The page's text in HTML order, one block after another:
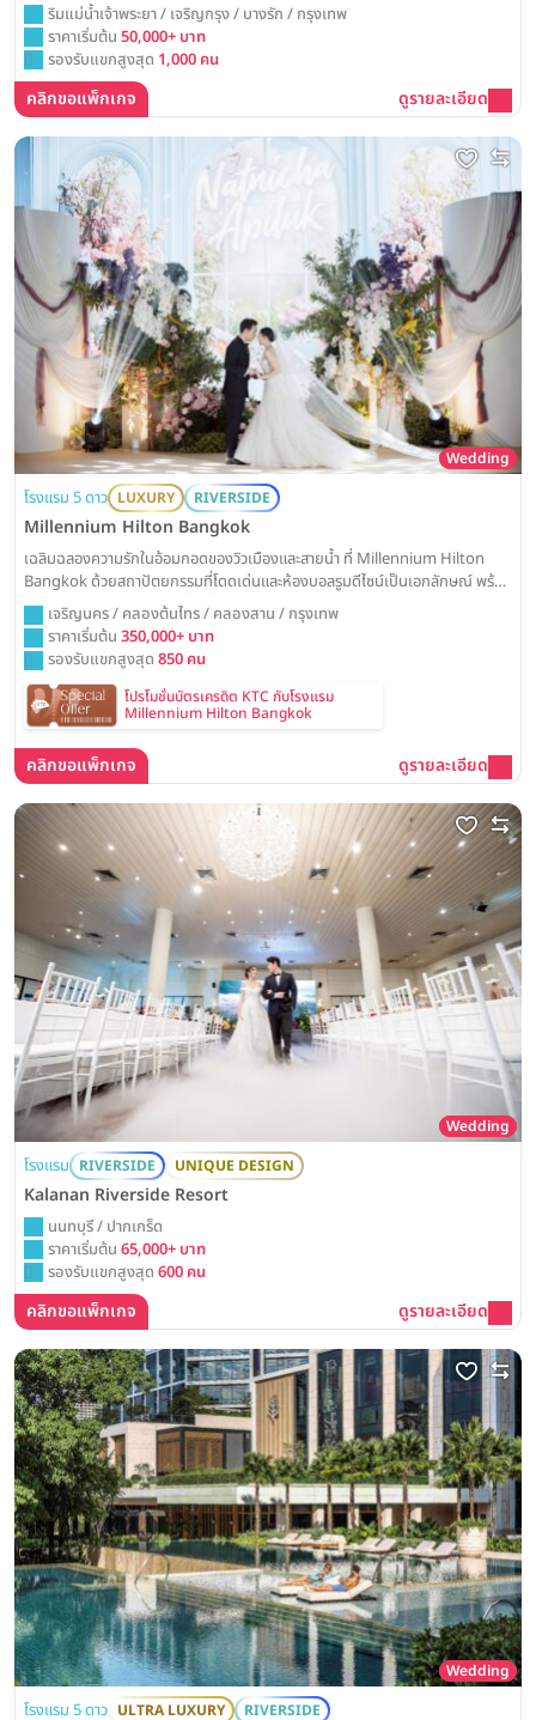
ริมแม่น้ำเจ้าพระยา / เจริญกรุง / บางรัก / กรุงเทพ
ราคาเริ่มต้น 50,000+ บาท
รองรับแขกสูงสุด 1,000 คน
คลิกขอแพ็กเกจ ดูรายละเอียด
Wedding
โรงแรม 5 ดาว LUXURY RIVERSIDE
Millennium Hilton Bangkok
เฉลิมฉลองความรักในอ้อมกอดของวิวเมืองและสายน้ำ ที่ Millennium Hilton
Bangkok ด้วยสถาปัตยกรรมที่โดดเด่นและห้องบอลรูมดีไซน์เป็นเอกลักษณ์ พร้อม
มอบประสบการณ์งานวิวาห์ที่น่าตื่นตาตื่นใจและไม่มีใครเหมือน
เจริญนคร / คลองต้นไทร / คลองสาน / กรุงเทพ
ราคาเริ่มต้น 350,000+ บาท
รองรับแขกสูงสุด 850 คน
โปรโมชั่นบัตรเครดิต KTC กับโรงแรม
Millennium Hilton Bangkok
คลิกขอแพ็กเกจ ดูรายละเอียด
Wedding
โรงแรม RIVERSIDE UNIQUE DESIGN
Kalanan Riverside Resort
นนทบุรี / ปากเกร็ด
ราคาเริ่มต้น 65,000+ บาท
รองรับแขกสูงสุด 600 คน
คลิกขอแพ็กเกจ ดูรายละเอียด
Wedding
โรงแรม 5 ดาว ULTRA LUXURY RIVERSIDE